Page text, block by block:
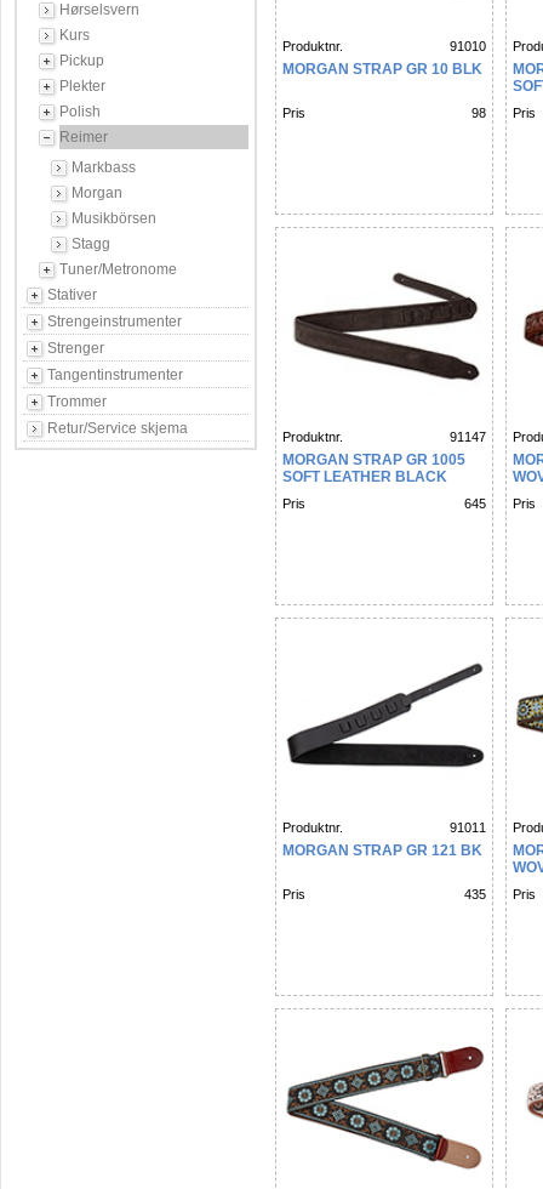
Hørselsvern
Kurs
Pickup
Plekter
Polish
Reimer
Markbass
Morgan
Musikbörsen
Stagg
Tuner/Metronome
Stativer
Strengeinstrumenter
Strenger
Tangentinstrumenter
Trommer
Retur/Service skjema
Produktnr. 91010
MORGAN STRAP GR 10 BLK
Pris 98 Pris
Produktnr. 91147
MORGAN STRAP GR 1005
SOFT LEATHER BLACK
Pris 645 Pris
Produktnr. 91011
MORGAN STRAP GR 121 BK
Pris 435 Pris